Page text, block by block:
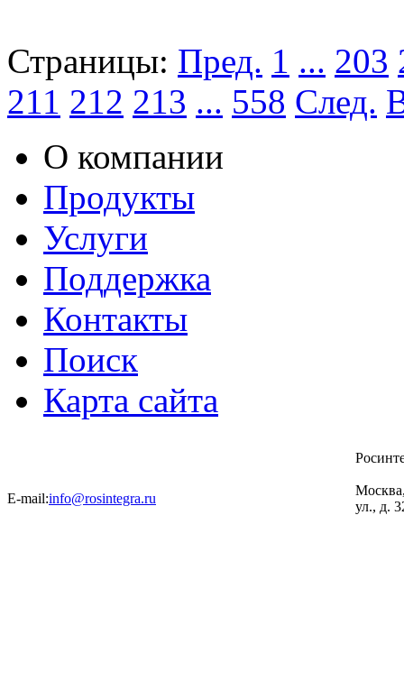
Страницы: Пред. 1 ... 203
211 212 213 ... 558 След.
О компании
Продукты
Услуги
Поддержка
Контакты
Поиск
Карта сайта
E-mail:info@rosintegra.ru
ул., д.